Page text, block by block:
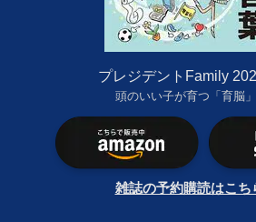
プレジデントFamily
頭のいい子が育つ「育脳
雑誌の予約購読はこち